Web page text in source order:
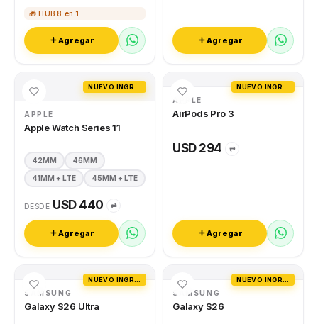
🎁 HUB 8 en 1
Agregar Agregar
APPLE
Apple Watch Series 11
42MM 46MM
41MM + LTE 45MM + LTE
DESDE USD 440 ⇄
Agregar
APPLE
AirPods Pro 3
USD 294 ⇄
Agregar
SAMSUNG
Galaxy S26 Ultra
SAMSUNG
Galaxy S26